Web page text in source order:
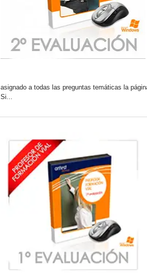
asignado a todas las preguntas temáticas la
Si...